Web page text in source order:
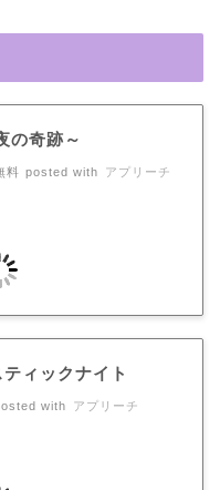
の奇跡～
料 posted with アプリーチ
ィックナイト
with アプリーチ